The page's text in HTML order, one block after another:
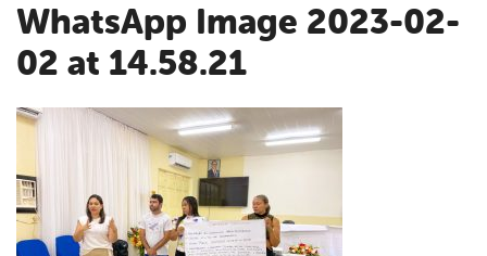
WhatsApp Image 2023-02-
02 at 14.58.21